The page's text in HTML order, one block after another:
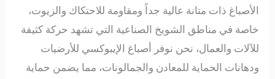
الأصباغ ذات متانة عالية جداً ومقاومة للاحتكاك والزيوت،
خاصة في مناطق الشويخ الصناعية التي تشهد حركة كثيفة
للآلات والعمال، نحن نوفر أصباغ الإيبوكسي للأرضيات
ودهانات الحماية للمعادن والجمالونات، مما يضمن حماية